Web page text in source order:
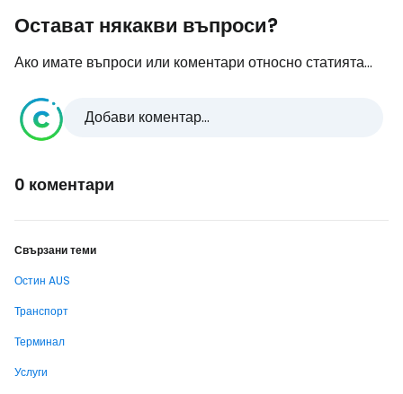
Остават някакви въпроси?
Ако имате въпроси или коментари относно статията...
Добави коментар...
0 коментари
Свързани теми
Остин AUS
Транспорт
Терминал
Услуги